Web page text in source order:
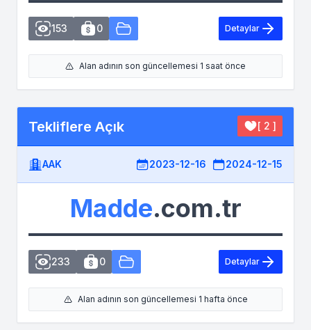
153 0 Detaylar
Alan adının son güncellemesi 1 saat önce
Tekliflere Açık [ 2 ]
AAK 2023-12-16 2024-12-15
Madde.com.tr
233 0 Detaylar
Alan adının son güncellemesi 1 hafta önce